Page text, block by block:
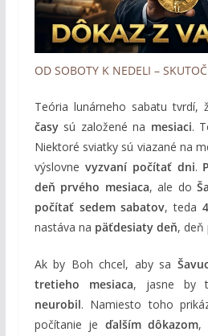
Teória lunárneho sabatu tvrdí,
časysú založené na mesiaci.
Niektoré sviatky sú viazané na
výslovne vyzvaní počítať dni.
deň prvého mesiaca, ale do
počítať sedem sabatov, teda
nastáva na päťdesiaty deň, deň
Ak by Boh chcel, aby sa
tretieho mesiaca, jasne by
neurobil. Namiesto toho
počítanie je ďalším dôkazom,